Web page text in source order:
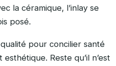
la céramique, l’inlay se
posé.
pour concilier santé
Reste qu’il n’est